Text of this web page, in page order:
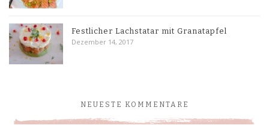
Festlicher Lachstatar mit Granatapfel
Dezember 14, 2017
NEUESTE KOMMENTARE